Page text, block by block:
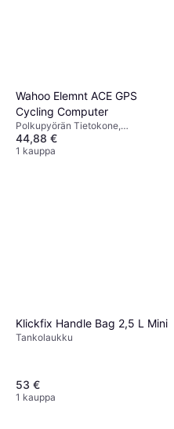
Wahoo Elemnt ACE GPS
Cycling Computer
Polkupyörän Tietokone,
Kosketusnäyttö, Värinäyttö,
Langaton, ANT+
44,88 €
1 kauppa
Klickfix Handle Bag 2,5 L Mini
Tankolaukku
53 €
1 kauppa